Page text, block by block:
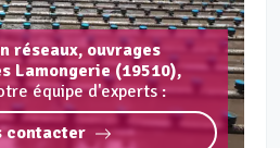
réseaux, ouvrages
Lamongerie (19510),
équipe d'experts :
contacter